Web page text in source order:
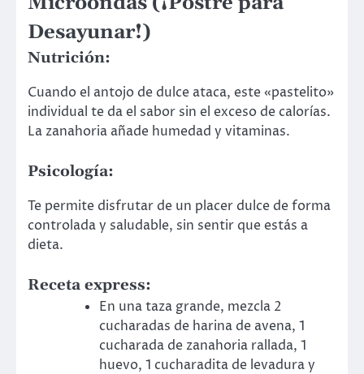
Desayunar!)
Nutrición:
Cuando el antojo de dulce ataca, este «pastelito»
individual te da el sabor sin el exceso de calorías.
La zanahoria añade humedad y vitaminas.
Psicología:
Te permite disfrutar de un placer dulce de forma
controlada y saludable, sin sentir que estás a
dieta.
Receta express:
En una taza grande, mezcla 2
cucharadas de harina de avena, 1
cucharada de zanahoria rallada, 1
huevo, 1 cucharadita de levadura y